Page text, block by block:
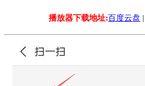
播放器下载地址:百度云盘 |